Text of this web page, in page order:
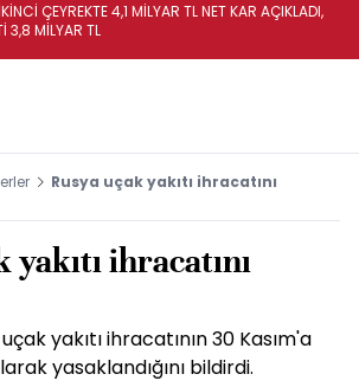
ÇEYREKTE 4,1 MİLYAR TL NET KAR AÇIKLADI,
3,8 MİLYAR TL
Rusya uçak yakıtı ihracatını
yakıtı ihracatını
yakıtı ihracatının 30 Kasım'a
yasaklandığını bildirdi.